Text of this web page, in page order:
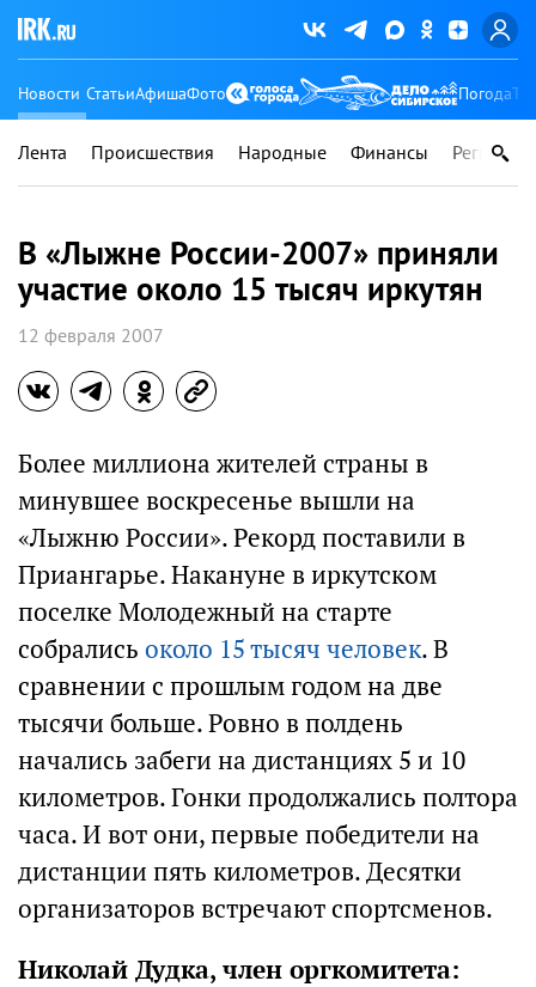
Новости СтатьиАфишаФото Погода
Лента Происшествия Народные Финансы Регионы
В «Лыжне России-2007» приняли
участие около 15 тысяч иркутян
12 февраля 2007
Более миллиона жителей страны в
минувшее воскресенье вышли на
«Лыжню России». Рекорд поставили в
Приангарье. Накануне в иркутском
поселке Молодежный на старте
собрались около 15 тысяч человек. В
сравнении с прошлым годом на две
тысячи больше. Ровно в полдень
начались забеги на дистанциях 5 и 10
километров. Гонки продолжались полтора
часа. И вот они, первые победители на
дистанции пять километров. Десятки
организаторов встречают спортсменов.
Николай Дудка, член оргкомитета: